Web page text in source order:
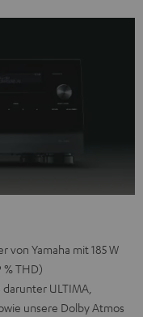
von Yamaha mit 185 W
% THD)
ULTIMA,
unsere Dolby Atmos